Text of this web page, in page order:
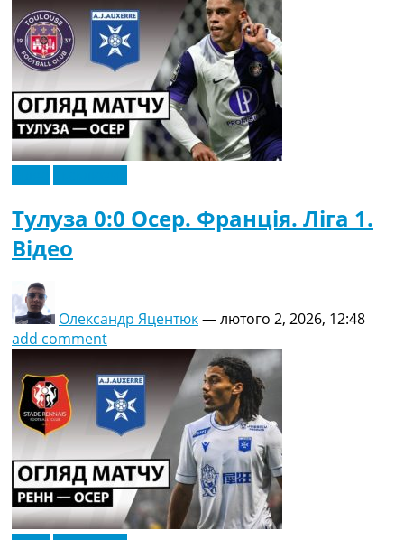
Тулуза 0:0 Осер. Франція. Ліга 1.
Відео
Олександр Яцентюк—лютого 2, 2026, 12:48
add comment